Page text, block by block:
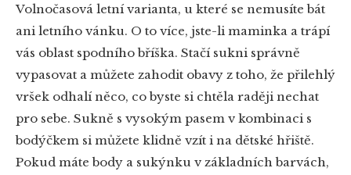
Volnočasová letní varianta, u které se nemusíte bát
ani letního vánku. O to více, jste-li maminka a trápí
vás oblast spodního bříška. Stačí sukni správně
vypasovat a můžete zahodit obavy z toho, že přilehlý
vršek odhalí něco, co byste si chtěla raději nechat
pro sebe. Sukně s vysokým pasem v kombinaci s
bodýčkem si můžete klidně vzít i na dětské hřiště.
Pokud máte body a sukýnku v základních barvách,